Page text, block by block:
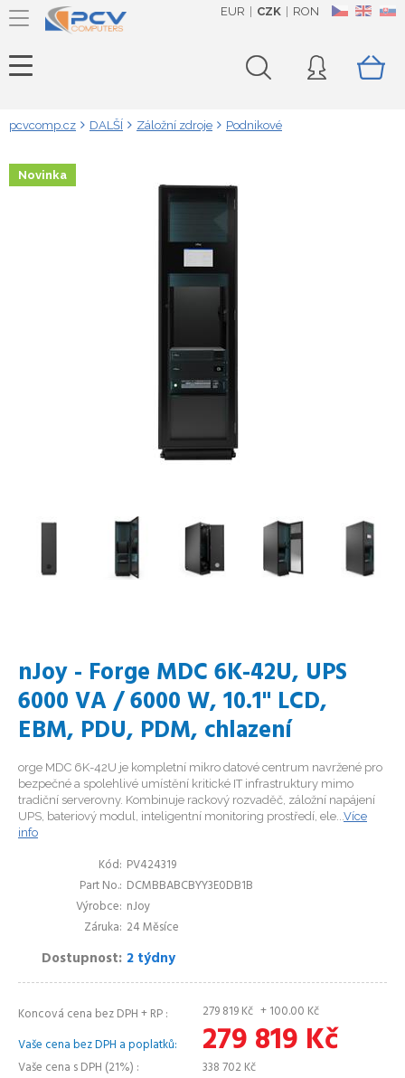
CZ EN SK
EUR CZK RON
pcvcomp.cz DALŠÍ Záložní zdroje Podnikové
Novinka
nJoy - Forge MDC 6K-42U, UPS
6000 VA / 6000 W, 10.1" LCD,
EBM, PDU, PDM, chlazení
orge MDC 6K-42U je kompletní mikro datové centrum navržené pro
bezpečné a spolehlivé umístění kritické IT infrastruktury mimo
tradiční serverovny. Kombinuje rackový rozvaděč, záložní napájení
UPS, bateriový modul, inteligentní monitoring prostředí, ele...Více
info
Kód PV424319
Part No. DCMBBABCBYY3E0DB1B
Výrobce nJoy
Záruka 24 Měsíce
Dostupnost 2 týdny
Koncová cena bez DPH + RP 279 819Kč + 100.00 Kč
Vaše cena bez DPH a poplatků
279 819 Kč
Vaše cena s DPH (21%) 338 702Kč